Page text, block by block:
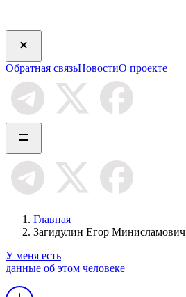
Обратная связьНовостиО проекте
Главная
Загидулин Егор Минисламович
У меня есть
данные об этом человеке